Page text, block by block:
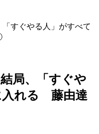
すぐやる人」がすべて
局、「すぐや
入れる 藤由達